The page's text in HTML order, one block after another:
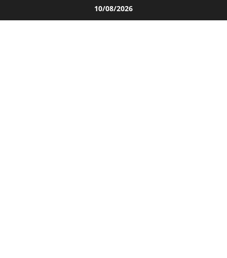
al
10/08/2026